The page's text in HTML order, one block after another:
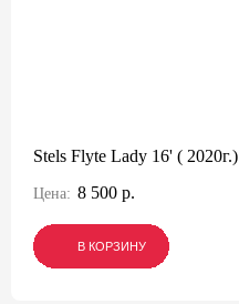
Stels Flyte Lady 16' ( 2020г.)
Цена: 8 500 р.
В КОРЗИНУ
В КОРЗИНУ
В КОРЗИНУ